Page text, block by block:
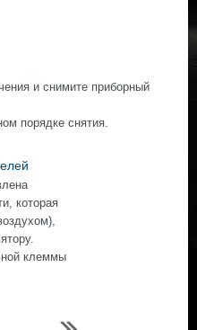
и снимите приборный
порядке снятия.
которая
клеммы